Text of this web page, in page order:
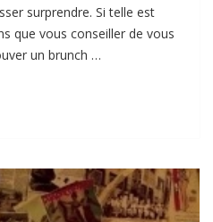
surprendre. Si telle est
que vous conseiller de vous
un brunch …